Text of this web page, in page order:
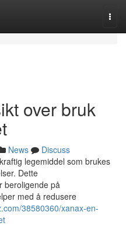
over bruk
News
Discuss
legemiddel som brukes
Dette
beroligende på
med å redusere
38580360/xanax-en-